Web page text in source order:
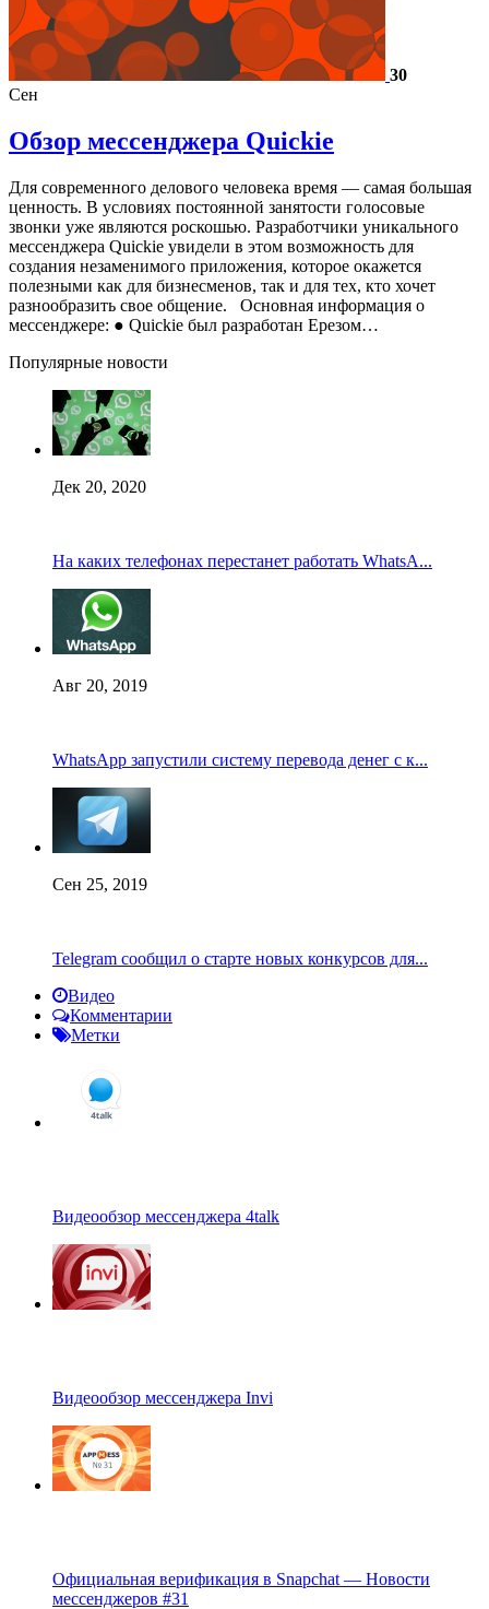
30
Сен
Обзор мессенджера Quickie
Для современного делового человека время — самая большая
ценность. В условиях постоянной занятости голосовые
звонки уже являются роскошью. Разработчики уникального
мессенджера Quickie увидели в этом возможность для
создания незаменимого приложения, которое окажется
полезными как для бизнесменов, так и для тех, кто хочет
разнообразить свое общение. Основная информация о
мессенджере: ● Quickie был разработан Ерезом…
Популярные новости
Дек 20, 2020
На каких телефонах перестанет работать WhatsA...
Авг 20, 2019
WhatsApp запустили систему перевода денег с к...
Сен 25, 2019
Telegram сообщил о старте новых конкурсов для...
Видео
Комментарии
Метки
Видеообзор мессенджера 4talk
Видеообзор мессенджера Invi
Официальная верификация в Snapchat — Новости
мессенджеров #31